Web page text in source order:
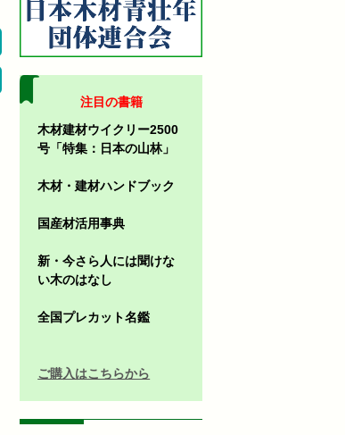
注目の書籍
木材建材ウイクリー2500
号「特集：日本の山林」
木材・建材ハンドブック
国産材活用事典
新・今さら人には聞けな
い木のはなし
全国プレカット名鑑
ご購入はこちらから